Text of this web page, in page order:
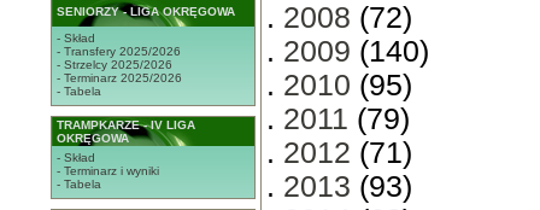
SENIORZY - LIGA OKRĘGOWA
- Skład
- Transfery 2025/2026
- Strzelcy 2025/2026
- Terminarz 2025/2026
- Tabela
TRAMPKARZE - IV LIGA
OKRĘGOWA
- Skład
- Terminarz i wyniki
- Tabela
. 2008 (72)
. 2009 (140)
. 2010 (95)
. 2011 (79)
. 2012 (71)
. 2013 (93)